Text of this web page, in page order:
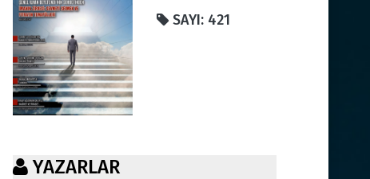
SAYI: 421
YAZARLAR